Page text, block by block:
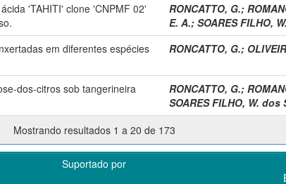
'TAHITI' clone 'CNPMF 02'
RONCATTO, G.;
E. A.; SOARES FILHO,
em diferentes espécies
RONCATTO, G.;
dos-citros sob tangerineira
RONCATTO, G.;
SOARES FILHO, W. dos
Mostrando resultados 1 a 20 de 173
Suportado por